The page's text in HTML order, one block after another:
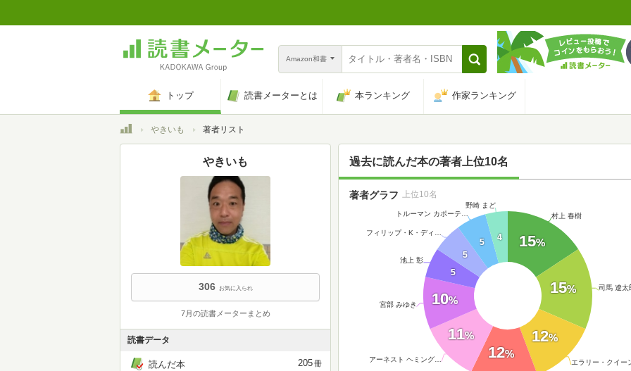
Amazon和書
トップ 読書メーターとは 本ランキング 作家ランキング
トップやきいも 著者リスト
やきいも
306 お気に入られ
7月の読書メーターまとめ
読書データ
読んだ本 205冊
過去に読んだ本の著者上位10名
15%
村上 春樹
15% 司馬 遼太
12%
エラリー・クイー
12%
11%
アーネスト ヘミング…
10%
宮部 みゆき
5
池上 彰
5
フィリップ・K・ディ…
5
トルーマン カポーテ…
4
野崎 まど
著者グラフ 上位10名